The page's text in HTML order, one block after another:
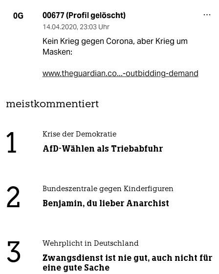
0G 00677 (Profil gelöscht)
14.04.2020, 23:03 Uhr
Kein Krieg gegen Corona, aber Krieg um
Masken:
www.theguardian.co...-outbidding-demand
meistkommentiert
1 Krise der Demokratie
AfD-Wählen als Triebabfuhr
2 Bundeszentrale gegen Kinderfiguren
Benjamin, du lieber Anarchist
3 Wehrplicht in Deutschland
Zwangsdienst ist nie gut, auch nicht für
eine gute Sache